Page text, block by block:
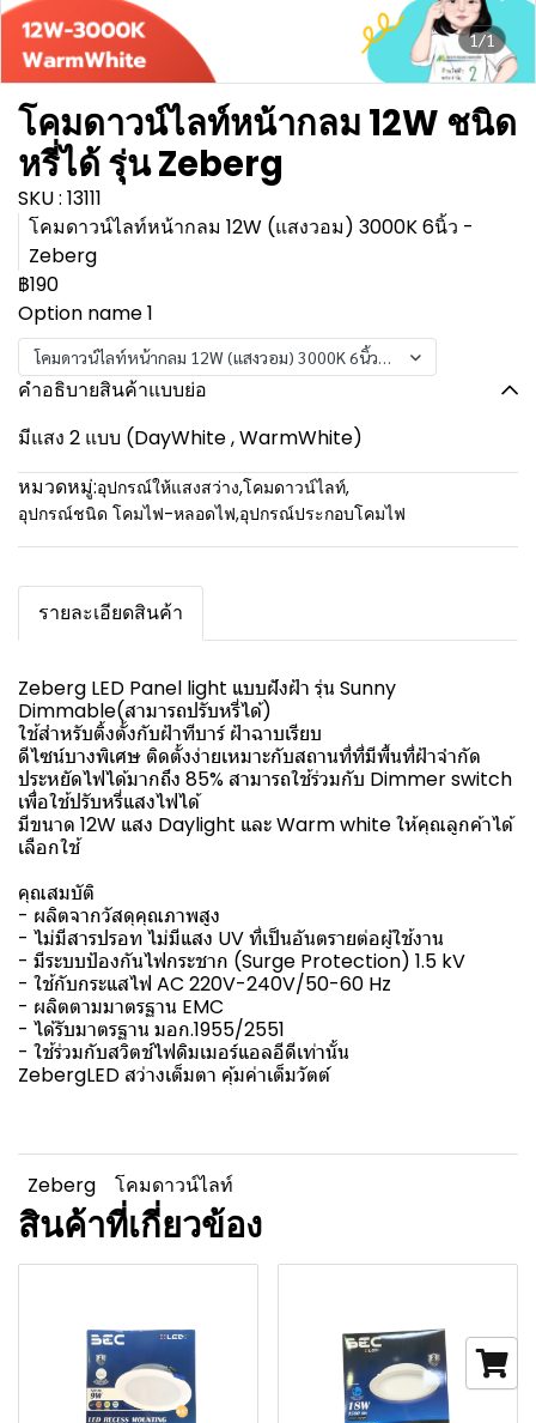
1/1
โคมดาวน์ไลท์หน้ากลม 12W ชนิด
หรี่ได้ รุ่น Zeberg
SKU : 13111
โคมดาวน์ไลท์หน้ากลม 12W (แสงวอม) 3000K 6นิ้ว -
Zeberg
฿190
Option name 1
โคมดาวน์ไลท์หน้ากลม 12W (แสงวอม) 3000K 6นิ้ว - Zeberg
คำอธิบายสินค้าแบบย่อ
มีแสง 2 แบบ (DayWhite , WarmWhite)
หมวดหมู่:อุปกรณ์ให้แสงสว่าง,โคมดาวน์ไลท์,
อุปกรณ์ชนิด โคมไฟ-หลอดไฟ,อุปกรณ์ประกอบโคมไฟ
รายละเอียดสินค้า
Zeberg LED Panel light แบบฝังฝ้า รุ่น Sunny
Dimmable(สามารถปรับหรี่ได้)
ใช้สำหรับติ้งตั้งกับฝ้าทีบาร์ ฝ้าฉาบเรียบ
ดีไซน์บางพิเศษ ติดตั้งง่ายเหมาะกับสถานที่ที่มีพื้นที่ฝ้าจำกัด
ประหยัดไฟได้มากถึง 85% สามารถใช้ร่วมกับ Dimmer switch
เพื่อใช้ปรับหรี่แสงไฟได้
มีขนาด 12W แสง Daylight และ Warm white ให้คุณลูกค้าได้
เลือกใช้
คุณสมบัติ
- ผลิตจากวัสดุคุณภาพสูง
- ไม่มีสารปรอท ไม่มีแสง UV ที่เป็นอันตรายต่อผู้ใช้งาน
- มีระบบป้องกันไฟกระชาก (Surge Protection) 1.5 kV
- ใช้กับกระแสไฟ AC 220V-240V/50-60 Hz
- ผลิตตามมาตรฐาน EMC
- ได้รับมาตรฐาน มอก.1955/2551
- ใช้ร่วมกับสวิตช์ไฟดิมเมอร์แอลอีดีเท่านั้น
ZebergLED สว่างเต็มตา คุ้มค่าเต็มวัตต์
Zeberg โคมดาวน์ไลท์
สินค้าที่เกี่ยวข้อง